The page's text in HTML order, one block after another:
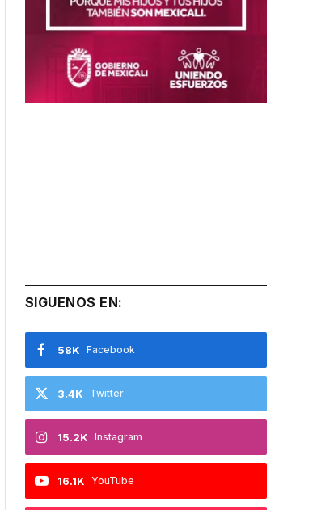
SIGUENOS EN:
Facebook
58K
Twitter
3.4K
Instagram
15.2K
YouTube
16.1K